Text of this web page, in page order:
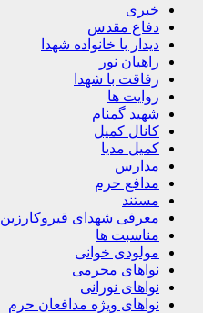
خبری
دفاع مقدس
دیدار با خانواده شهدا
راهیان نور
رفاقت با شهدا
روایت ها
شهید گمنام
کانال کمیل
کمیل مدیا
مدارس
مدافع حرم
مستند
معرفی شهدای قیروکارزین
مناسبت ها
مولودی خوانی
نواهای محرمی
نواهای نورانی
نواهای ویژه مدافعان حرم